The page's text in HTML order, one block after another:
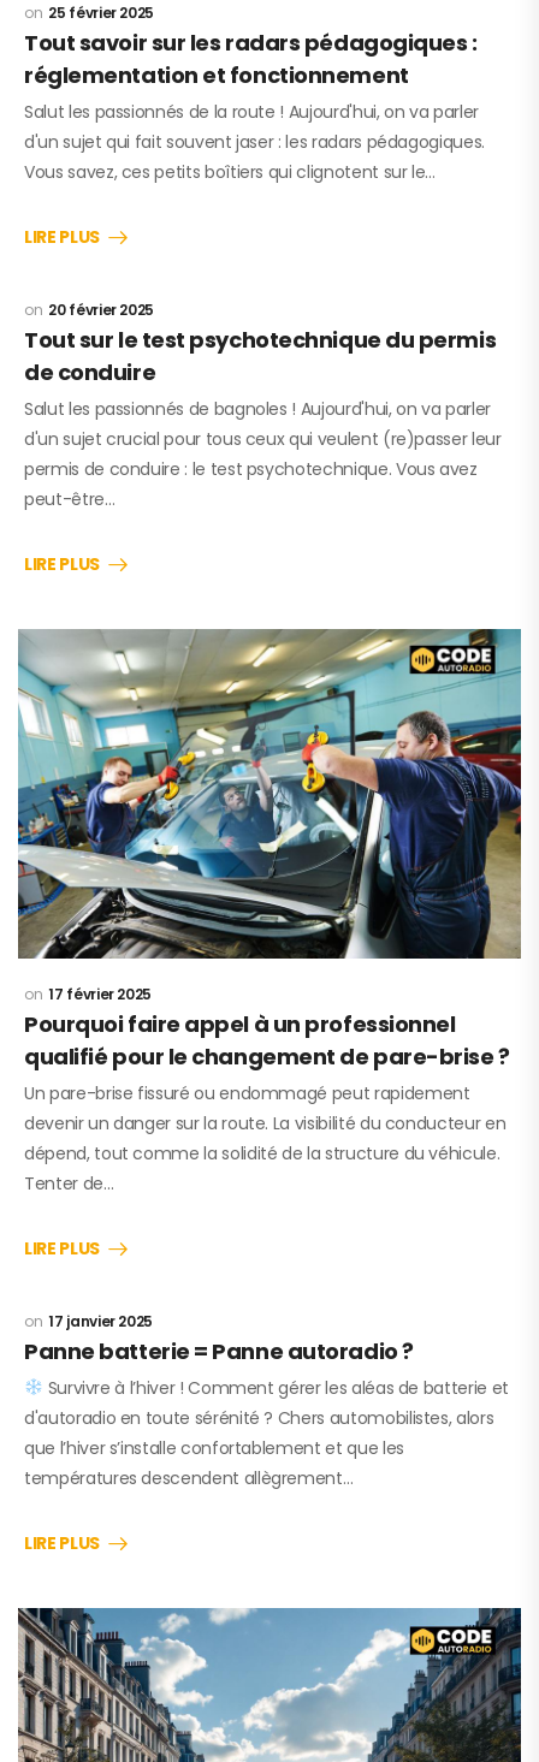
25 février 2025
Tout savoir sur les radars pédagogiques :
réglementation et fonctionnement
Salut les passionnés de la route ! Aujourd'hui, on va parler
d'un sujet qui fait souvent jaser : les radars pédagogiques.
Vous savez, ces petits boîtiers qui clignotent sur le…
LIRE PLUS
20 février 2025
Tout sur le test psychotechnique du permis
de conduire
Salut les passionnés de bagnoles ! Aujourd'hui, on va parler
d'un sujet crucial pour tous ceux qui veulent (re)passer leur
permis de conduire : le test psychotechnique. Vous avez
peut-être…
LIRE PLUS
17 février 2025
Pourquoi faire appel à un professionnel
qualifié pour le changement de pare-brise ?
Un pare-brise fissuré ou endommagé peut rapidement
devenir un danger sur la route. La visibilité du conducteur en
dépend, tout comme la solidité de la structure du véhicule.
Tenter de…
LIRE PLUS
17 janvier 2025
Panne batterie = Panne autoradio ?
Survivre à l’hiver ! Comment gérer les aléas de batterie et
d'autoradio en toute sérénité ? Chers automobilistes, alors
que l’hiver s’installe confortablement et que les
températures descendent allègrement…
LIRE PLUS